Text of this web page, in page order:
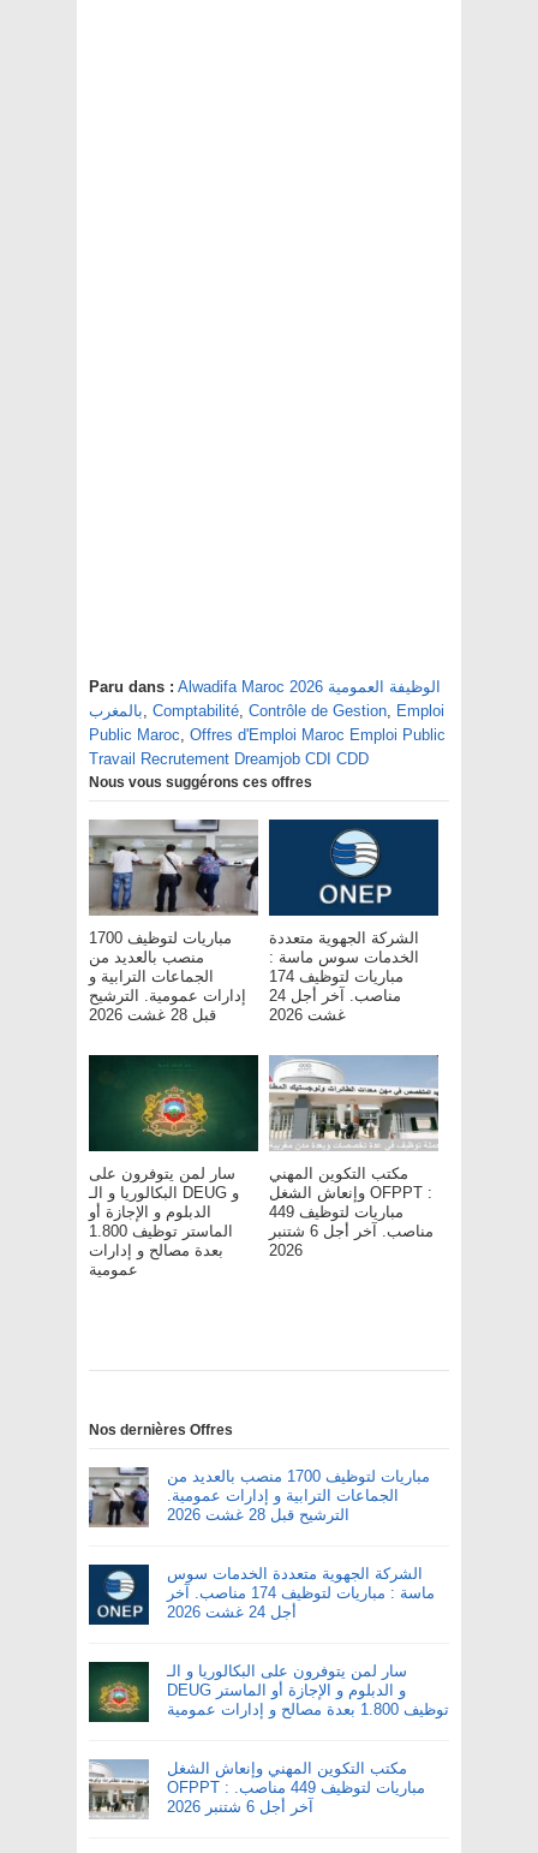
Paru dans : Alwadifa Maroc 2026 الوظيفة العمومية
بالمغرب, Comptabilité, Contrôle de Gestion, Emploi
Public Maroc, Offres d'Emploi Maroc Emploi Public
Travail Recrutement Dreamjob CDI CDD
Nous vous suggérons ces offres
مباريات لتوظيف 1700
منصب بالعديد من
الجماعات الترابية و
إدارات عمومية. الترشيح
قبل 28 غشت 2026
الشركة الجهوية متعددة
الخدمات سوس ماسة :
مباريات لتوظيف 174
مناصب. آخر أجل 24
غشت 2026
سار لمن يتوفرون على
البكالوريا و الـ DEUG و
الدبلوم و الإجازة أو
الماستر توظيف 1.800
بعدة مصالح و إدارات
عمومية
مكتب التكوين المهني
وإنعاش الشغل OFPPT :
مباريات لتوظيف 449
مناصب. آخر أجل 6 شتنبر
2026
Nos dernières Offres
مباريات لتوظيف 1700 منصب بالعديد من
الجماعات الترابية و إدارات عمومية.
الترشيح قبل 28 غشت 2026
الشركة الجهوية متعددة الخدمات سوس
ماسة : مباريات لتوظيف 174 مناصب. آخر
أجل 24 غشت 2026
سار لمن يتوفرون على البكالوريا و الـ
DEUG و الدبلوم و الإجازة أو الماستر
توظيف 1.800 بعدة مصالح و إدارات عمومية
مكتب التكوين المهني وإنعاش الشغل
OFPPT : مباريات لتوظيف 449 مناصب.
آخر أجل 6 شتنبر 2026